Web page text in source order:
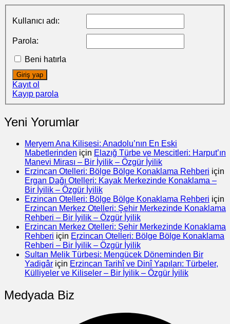
Kullanıcı adı:
Parola:
Beni hatırla
Giriş yap
Kayıt ol
Kayıp parola
Yeni Yorumlar
Meryem Ana Kilisesi: Anadolu’nın En Eski
Mabetlerinden için Elazığ Türbe ve Mescitleri: Harput’ın
Manevi Mirası – Bir İyilik – Özgür İyilik
Erzincan Otelleri: Bölge Bölge Konaklama Rehberi için
Ergan Dağı Otelleri: Kayak Merkezinde Konaklama –
Bir İyilik – Özgür İyilik
Erzincan Otelleri: Bölge Bölge Konaklama Rehberi için
Erzincan Merkez Otelleri: Şehir Merkezinde Konaklama
Rehberi – Bir İyilik – Özgür İyilik
Erzincan Merkez Otelleri: Şehir Merkezinde Konaklama
Rehberi için Erzincan Otelleri: Bölge Bölge Konaklama
Rehberi – Bir İyilik – Özgür İyilik
Sultan Melik Türbesi: Mengücek Döneminden Bir
Yadigâr için Erzincan Tarihî ve Dinî Yapıları: Türbeler,
Külliyeler ve Kiliseler – Bir İyilik – Özgür İyilik
Medyada Biz